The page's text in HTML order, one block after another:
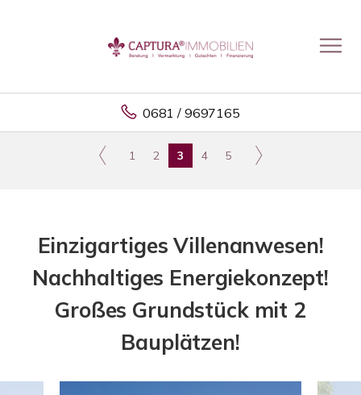
0681 / 9697165
1 2 3 4 5
Einzigartiges Villenanwesen!
Nachhaltiges Energiekonzept!
Großes Grundstück mit 2
Bauplätzen!